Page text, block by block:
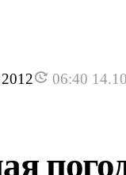
06:40